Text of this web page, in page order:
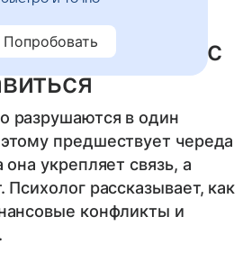
почему
кризисы и как с
разрушаются в один
предшествует череда
она укрепляет связь, а
Психолог рассказывает, как
конфликты и
Попробовать